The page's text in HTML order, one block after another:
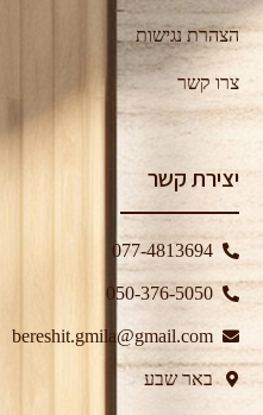
הצהרת נגישות
צרו קשר
יצירת קשר
077-4813694
050-376-5050⁩
bereshit.gmila@gmail.com
באר שבע